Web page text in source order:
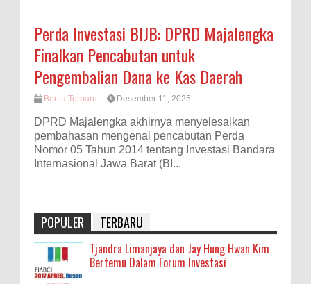
Perda Investasi BIJB: DPRD Majalengka
Finalkan Pencabutan untuk
Pengembalian Dana ke Kas Daerah
Berita Terbaru Desember 11, 2025
DPRD Majalengka akhirnya menyelesaikan
pembahasan mengenai pencabutan Perda
Nomor 05 Tahun 2014 tentang Investasi Bandara
Internasional Jawa Barat (BI...
POPULER TERBARU
Tjandra Limanjaya dan Jay Hung Hwan Kim
Bertemu Dalam Forum Investasi